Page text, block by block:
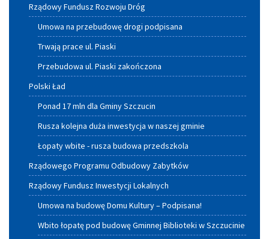
Rządowy Fundusz Rozwoju Dróg
Umowa na przebudowę drogi podpisana
Trwają prace ul. Piaski
Przebudowa ul. Piaski zakończona
Polski Ład
Ponad 17 mln dla Gminy Szczucin
Rusza kolejna duża inwestycja w naszej gminie
Łopaty wbite - rusza budowa przedszkola
Rządowego Programu Odbudowy Zabytków
Rządowy Fundusz Inwestycji Lokalnych
Umowa na budowę Domu Kultury – Podpisana!
Wbito łopatę pod budowę Gminnej Biblioteki w Szczucinie